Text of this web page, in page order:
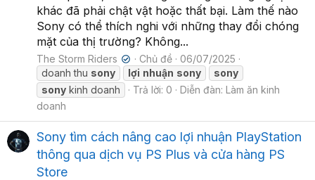
khác đã phải chật vật hoặc thất bại. Làm thế nào
Sony có thể thích nghi với những thay đổi chóng
mặt của thị trường? Không...
The Storm Riders ✔ Chủ đề
06/07/2025
doanh thu sony lợi nhuận sony
sony
sony kinh doanh Trả lời: 0 Diễn đàn: Làm ăn kinh
doanh
Sony tìm cách nâng cao lợi nhuận PlayStation
thông qua dịch vụ PS Plus và cửa hàng PS
Store